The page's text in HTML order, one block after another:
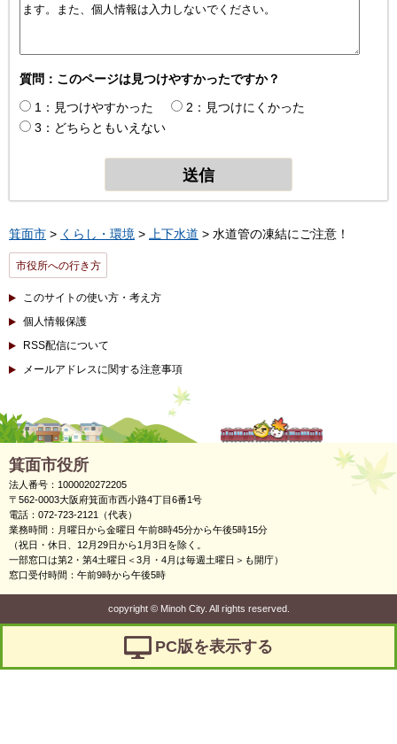
質問：このページは見つけやすかったですか？
1：見つけやすかった
2：見つけにくかった
3：どちらともいえない
箕面市 > くらし・環境 > 上下水道 > 水道管の凍結にご注意！
市役所への行き方
このサイトの使い方・考え方
個人情報保護
RSS配信について
メールアドレスに関する注意事項
箕面市役所
法人番号：1000020272205
〒562-0003大阪府箕面市西小路4丁目6番1号
電話：072-723-2121（代表）
業務時間：月曜日から金曜日 午前8時45分から午後5時15分
（祝日・休日、12月29日から1月3日を除く。
一部窓口は第2・第4土曜日＜3月・4月は毎週土曜日＞も開庁）
窓口受付時間：午前9時から午後5時
copyright ©Minoh City. All rights reserved.
PC版を表示する